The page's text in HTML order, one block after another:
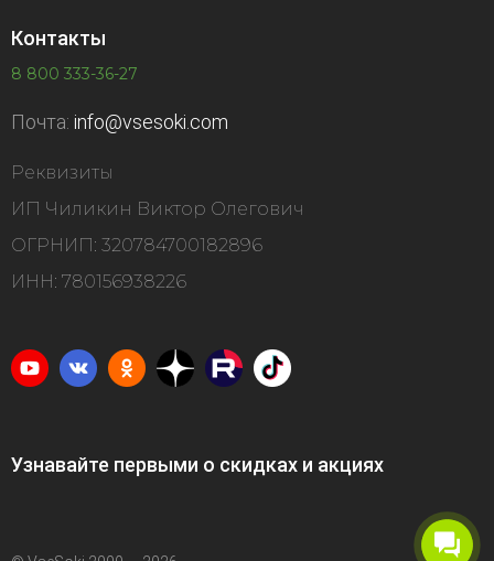
Контакты
8 800 333-36-27
Почта: info@vsesoki.com
Реквизиты
ИП Чиликин Виктор Олегович
ОГРНИП: 320784700182896
ИНН: 780156938226
Узнавайте первыми о скидках и акциях